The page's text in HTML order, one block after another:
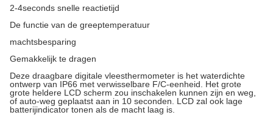
2-4seconds snelle reactietijd
De functie van de greeptemperatuur
machtsbesparing
Gemakkelijk te dragen
Deze draagbare digitale vleesthermometer is het waterdichte
ontwerp van IP66 met verwisselbare F/C-eenheid. Het grote
grote heldere LCD scherm zou inschakelen kunnen zijn en weg,
of auto-weg geplaatst aan in 10 seconden. LCD zal ook lage
batterijindicator tonen als de macht laag is.